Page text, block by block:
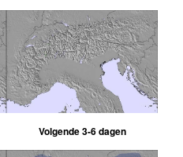
Volgende 3-6 dagen